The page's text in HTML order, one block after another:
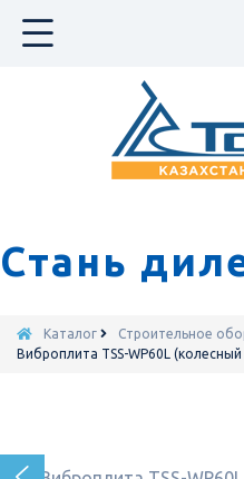
Стань
Каталог Строительное
Виброплита TSS-WP60L